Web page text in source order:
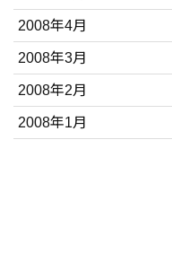
2008年4月
2008年3月
2008年2月
2008年1月